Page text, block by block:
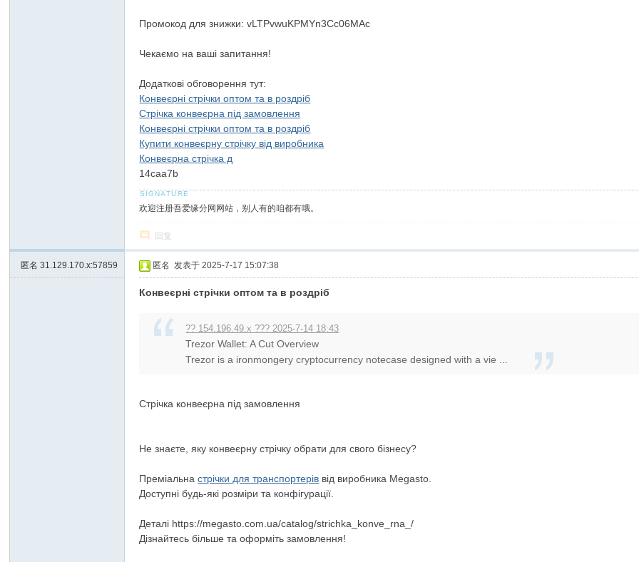
Промокод для знижки: vLTPvwuKPMYn3Cc06MAc
Чекаємо на ваші запитання!
Додаткові обговорення тут:
Конвеєрні стрічки оптом та в роздріб
Стрічка конвеєрна під замовлення
Конвеєрні стрічки оптом та в роздріб
Купити конвеєрну стрічку від виробника
Конвеєрна стрічка д
14caa7b
欢迎注册吾爱缘分网网站，别人有的咱都有哦。
回复
匿名31.129.170.x:57859 匿名发表于 2025-7-17 15:07:38
Конвеєрні стрічки оптом та в роздріб
?? 154.196.49.x ??? 2025-7-14 18:43
Trezor Wallet: A Cut Overview
Trezor is a ironmongery cryptocurrency notecase designed with a vie ...
Стрічка конвеєрна під замовлення
Не знаєте, яку конвеєрну стрічку обрати для свого бізнесу?
Преміальнастрічки для транспортерів від виробника Megasto.
Доступні будь-які розміри та конфігурації.
Деталі https://megasto.com.ua/catalog/strichka_konve_rna_/
Дізнайтесь більше та оформіть замовлення!